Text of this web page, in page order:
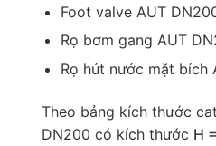
Foot valve AUT
Rọ bơm gang AUT
Rọ hút nước mặt bích
Theo bảng kích thước
DN200 có kích thước H